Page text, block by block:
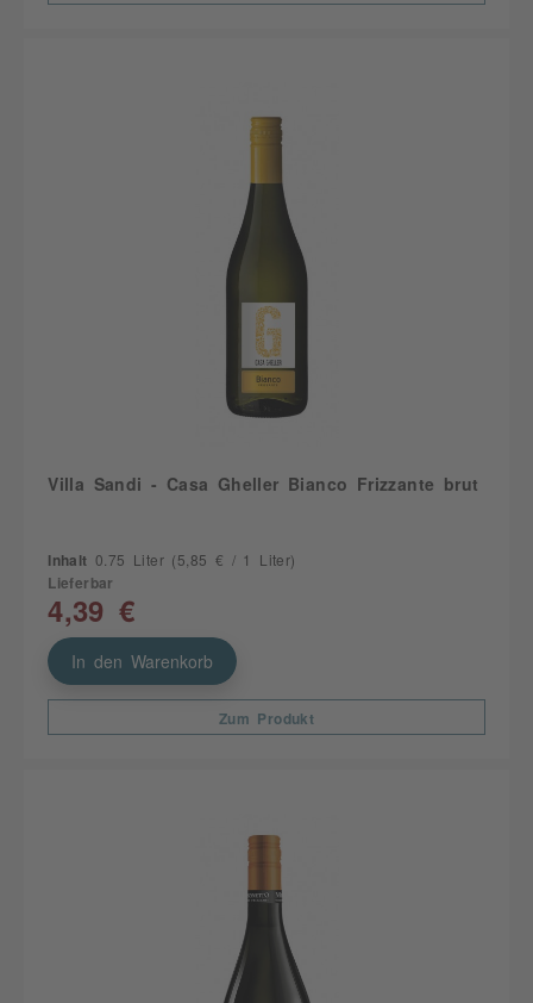
Villa Sandi - Casa Gheller Bianco Frizzante brut
Inhalt 0.75 Liter (5,85 € / 1 Liter)
Lieferbar
4,39 €
In den Warenkorb
Zum Produkt